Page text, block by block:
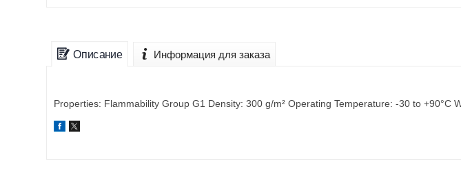
Описание Информация для заказа
Properties: Flammability Group G1 Density: 300 g/m² Operating Temperature: -30 to